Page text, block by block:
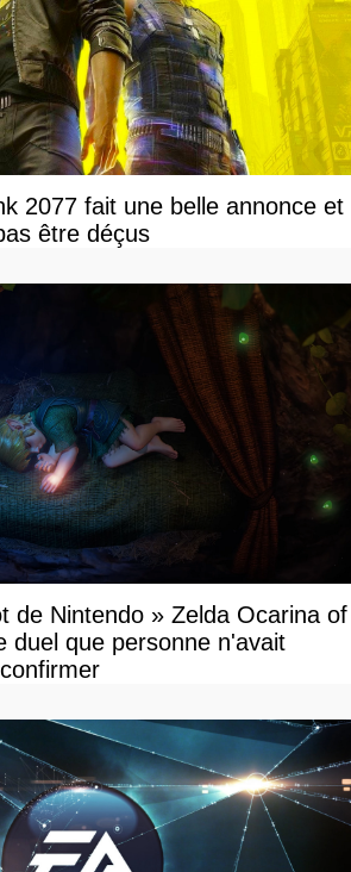
2077 fait une belle annonce et
être déçus
de Nintendo » Zelda Ocarina of
duel que personne n'avait